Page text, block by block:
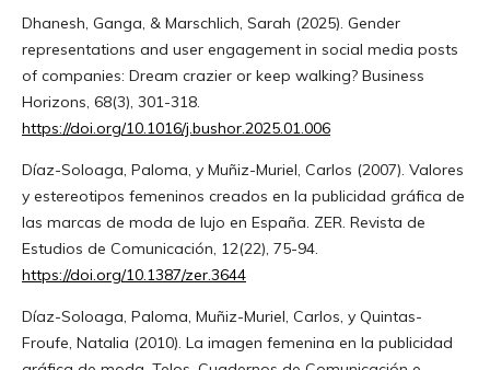
Dhanesh, Ganga, & Marschlich, Sarah (2025). Gender
representations and user engagement in social media posts
of companies: Dream crazier or keep walking? Business
Horizons, 68(3), 301-318.
https://doi.org/10.1016/j.bushor.2025.01.006
Díaz-Soloaga, Paloma, y Muñiz-Muriel, Carlos (2007). Valores
y estereotipos femeninos creados en la publicidad gráfica de
las marcas de moda de lujo en España. ZER. Revista de
Estudios de Comunicación, 12(22), 75-94.
https://doi.org/10.1387/zer.3644
Díaz-Soloaga, Paloma, Muñiz-Muriel, Carlos, y Quintas-
Froufe, Natalia (2010). La imagen femenina en la publicidad